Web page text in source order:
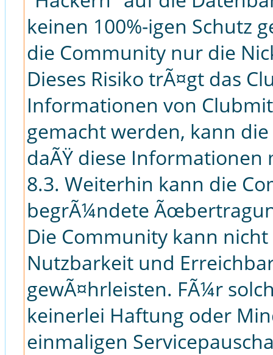
keinen 100%-igen Schutz
die Community nur die
Dieses Risiko trÃ¤gt das
Informationen von
gemacht werden, kann
daÃŸ diese Informationen
8.3. Weiterhin kann die
begrÃ¼ndete
Die Community kann
Nutzbarkeit und
gewÃ¤hrleisten. FÃ¼r
keinerlei Haftung oder
einmaligen